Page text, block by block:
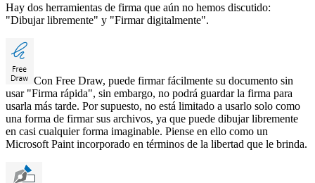
Hay dos herramientas de firma que aún no hemos discutido:
"Dibujar libremente" y "Firmar digitalmente".
Con Free Draw, puede firmar fácilmente su documento sin
usar "Firma rápida", sin embargo, no podrá guardar la firma para
usarla más tarde. Por supuesto, no está limitado a usarlo solo como
una forma de firmar sus archivos, ya que puede dibujar libremente
en casi cualquier forma imaginable. Piense en ello como un
Microsoft Paint incorporado en términos de la libertad que le brinda.